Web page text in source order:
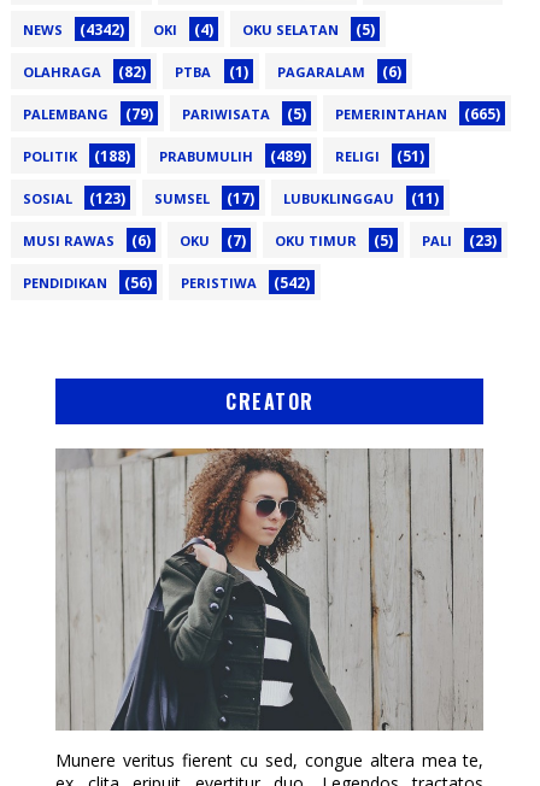
NEWS (4342) OKI (4) OKU SELATAN (5)
OLAHRAGA (82) PTBA (1) PAGARALAM (6)
PALEMBANG (79) PARIWISATA (5) PEMERINTAHAN (665)
POLITIK (188) PRABUMULIH (489) RELIGI (51)
SOSIAL (123) SUMSEL (17) LUBUKLINGGAU (11)
MUSI RAWAS (6) OKU (7) OKU TIMUR (5) PALI (23)
PENDIDIKAN (56) PERISTIWA (542)
CREATOR
Munere veritus fierent cu sed, congue altera mea te,